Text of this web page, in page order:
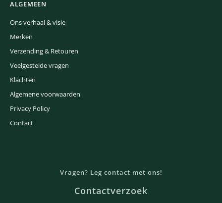
ALGEMEEN
Ons verhaal & visie
Merken
Verzending & Retouren
Veelgestelde vragen
Klachten
Algemene voorwaarden
Privacy Policy
Contact
Vragen? Leg contact met ons!
Contactverzoek